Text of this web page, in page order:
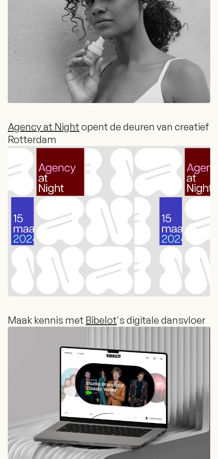
Agency at Night opent de deuren van creatief
Rotterdam
Agency at Nightopent de deuren van creatief
Rotterdam
Maak kennis met Bibelot's digitale dansvloer
's digitale dansvloer